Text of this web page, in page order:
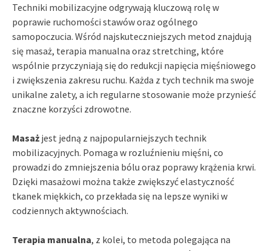
Techniki mobilizacyjne odgrywają kluczową rolę w
poprawie ruchomości stawów oraz ogólnego
samopoczucia. Wśród najskuteczniejszych metod znajdują
się masaż, terapia manualna oraz stretching, które
wspólnie przyczyniają się do redukcji napięcia mięśniowego
i zwiększenia zakresu ruchu. Każda z tych technik ma swoje
unikalne zalety, a ich regularne stosowanie może przynieść
znaczne korzyści zdrowotne.
Masaż jest jedną z najpopularniejszych technik
mobilizacyjnych. Pomaga w rozluźnieniu mięśni, co
prowadzi do zmniejszenia bólu oraz poprawy krążenia krwi.
Dzięki masażowi można także zwiększyć elastyczność
tkanek miękkich, co przekłada się na lepsze wyniki w
codziennych aktywnościach.
Terapia manualna, z kolei, to metoda polegająca na